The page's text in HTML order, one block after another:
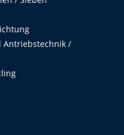
Antriebstechnik /